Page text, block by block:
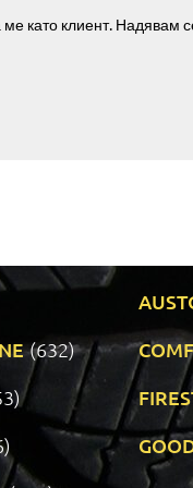
като клиент. Надявам
(632)